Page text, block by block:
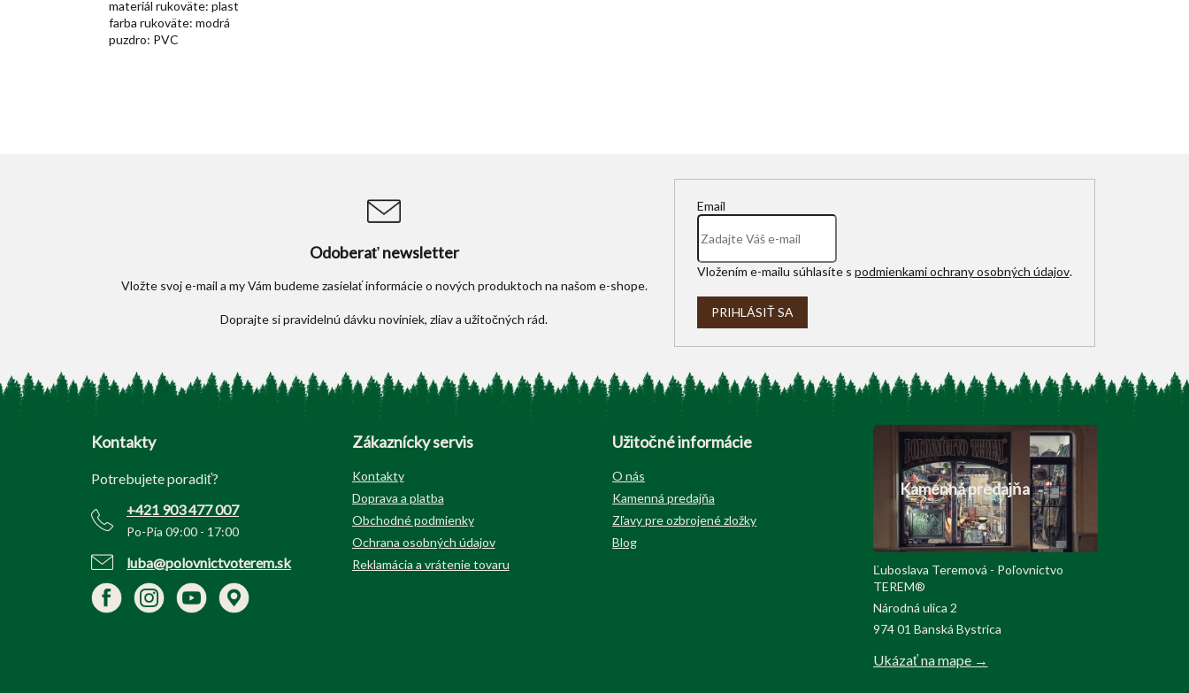
materiál rukoväte: plast
farba rukoväte: modrá
puzdro: PVC
Odoberať newsletter
Vložte svoj e-mail a my Vám budeme zasielať informácie o nových produktoch na našom e-shope.
Email
Vložením e-mailu súhlasíte s podmienkami ochrany osobných údajov.
PRIHLÁSIŤ SA
Z
Kontakty
Potrebujete poradiť?
+421 903 477 007
Po-Pia 09:00 - 17:00
luba@polovnictvoterem.sk
Zákaznícky servis
Kontakty
Doprava a platba
Obchodné podmienky
Ochrana osobných údajov
Reklamácia a vrátenie tovaru
Užitočné informácie
O nás
Kamenná predajňa
Zľavy pre ozbrojené zložky
Blog
Kamenná predajňa
Ľuboslava Teremová - Poľovnictvo
TEREM®
Národná ulica 2
974 01 Banská Bystrica
Ukázať na mape →